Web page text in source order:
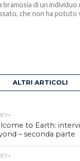
bramosia di un individuo
che non ha potuto
ALTRI ARTICOLI
to Earth:
– seconda parte